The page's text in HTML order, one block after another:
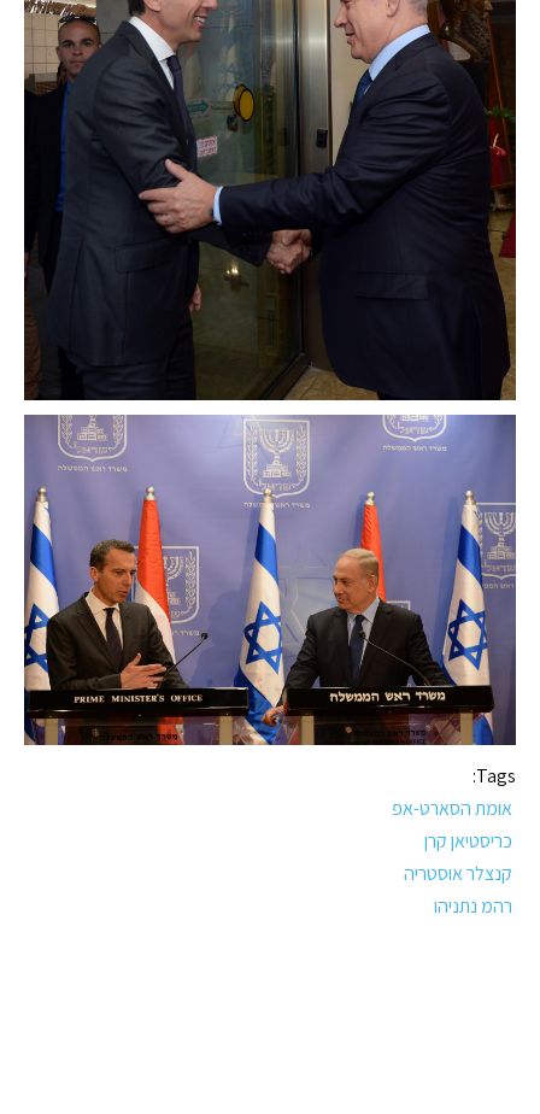
Tags:
אומת הסארט-אפ
כריסטיאן קרן
קנצלר אוסטריה
רהמ נתניהו